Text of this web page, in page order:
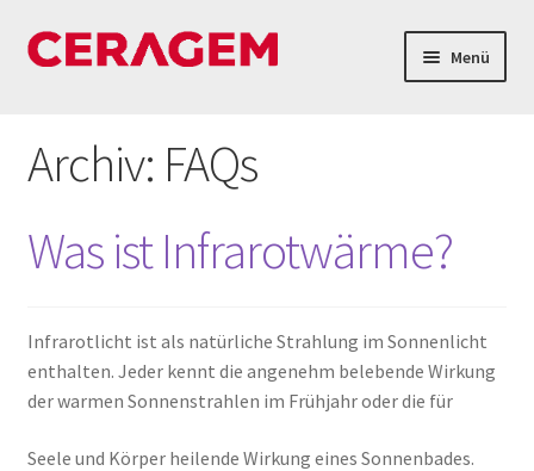
Menü
Verleih
Shop
FAQs
Archiv: FAQs
Was ist Infrarotwärme?
Infrarotlicht ist als natürliche Strahlung im Sonnenlicht
enthalten. Jeder kennt die angenehm belebende Wirkung
der warmen Sonnenstrahlen im Frühjahr oder die für
Seele und Körper heilende Wirkung eines Sonnenbades.